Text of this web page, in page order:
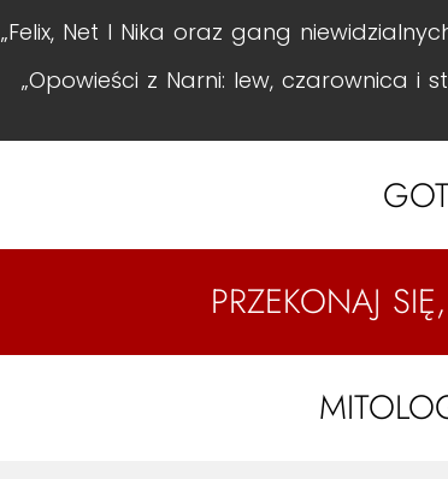
„Felix, Net I Nika oraz gang
„Opowieści z Narni: lew, czarownica i
PRZEKONAJ